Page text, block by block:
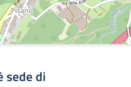
sede di